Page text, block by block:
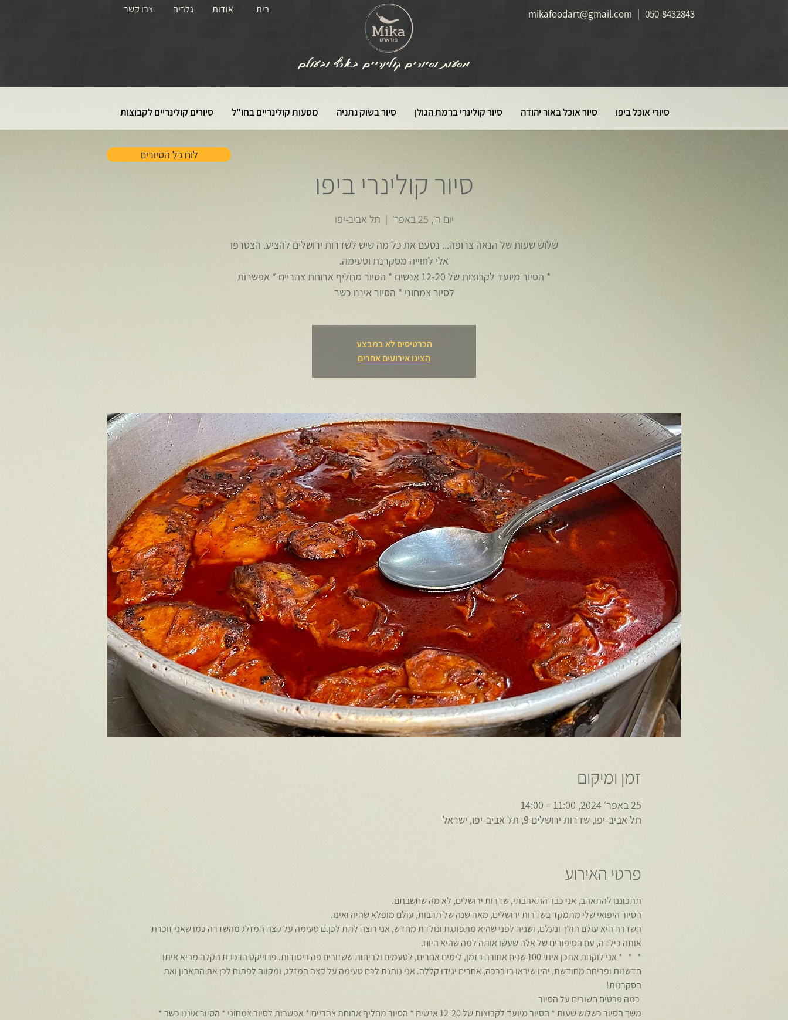
צרו קשר גלריה אודות בית 050-8432843
mikafoodart@gmail.com
מסעות וסיורים קולינריים בארץ ובעולם
סיורי אוכל ביפו סיור אוכל באור יהודה סיור קולינרי ברמת הגולן סיור בשוק נתניה מסעות קולינריים בחו"ל סיורים קולינריים לקבוצות
סיור קולינרי ביפו
יום ה׳, 25 באפר׳
  |
תל אביב-יפו
שלוש שעות של הנאה צרופה... נטעם את כל מה שיש לשדרות ירושלים להציע. הצטרפו
* הסיור מיועד לקבוצות של 12-20 אנשים * הסיור מחליף ארוחת צהריים * אפשרות
לסיור צמחוני * הסיור איננו כשר
הכרטיסים לא במבצע
הציגו אירועים אחרים
זמן ומיקום
25 באפר׳ 2024, 11:00 – 14:00
תל אביב-יפו, שדרות ירושלים 9, תל אביב-יפו, ישראל
פרטי האירוע
תתכוננו להתאהב, אני כבר התאהבתי, שדרות ירושלים, לא מה שחשבתם.
הסיור היפואי שלי מתמקד בשדרות ירושלים, מאה שנה של תרבות, עולם מופלא שהיה ואינו.
השדרה היא עולם הולך ונעלם, ושניה לפני שהיא מתפוגגת ונולדת מחדש, אני רוצה לתת לכן.ם טעימה על קצה המזלג מהשדרה כמו שאני זוכרת
אותה כילדה, עם הסיפורים של אלה שעשו אותה למה שהיא היום.
*   *   * אני לוקחת אתכן איתי 100 שנים אחורה בזמן, לימים אחרים, לטעמים ולריחות ששזורים פה ביסודות. פרוייקט הרכבת הקלה מביא איתו
חדשנות ופריחה מחודשת, יהיו שיראו בו ברכה, אחרים יגידו קללה. אני נותנת לכם טעימה על קצה המזלג, ומקווה לפתוח לכן את התאבון ואת
הסקרנות!
כמה פרטים חשובים על הסיור
משך הסיור כשלוש שעות * הסיור מיועד לקבוצות של 12-20 אנשים * הסיור מחליף ארוחת צהריים * אפשרות לסיור צמחוני * הסיור איננו כשר *
לוח כל הסיורים